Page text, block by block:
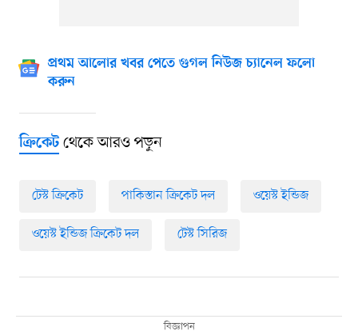
প্রথম আলোর খবর পেতে গুগল নিউজ চ্যানেল ফলো
করুন
ক্রিকেটথেকে আরও পড়ুন
টেস্ট ক্রিকেট পাকিস্তান ক্রিকেট দল ওয়েস্ট ইন্ডিজ
ওয়েস্ট ইন্ডিজ ক্রিকেট দল টেস্ট সিরিজ